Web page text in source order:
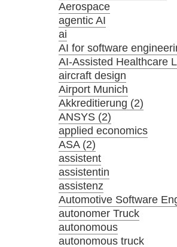
Aerospace
agentic AI
ai
AI for software
AI-Assisted Healthcare
aircraft design
Airport Munich
Akkreditierung (2)
ANSYS (2)
applied economics
ASA (2)
assistent
assistentin
assistenz
Automotive Software
autonomer Truck
autonomous
autonomous truck